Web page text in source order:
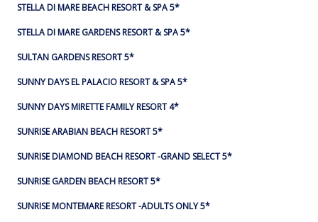
STELLA DI MARE BEACH RESORT & SPA 5*
STELLA DI MARE GARDENS RESORT & SPA 5*
SULTAN GARDENS RESORT 5*
SUNNY DAYS EL PALACIO RESORT & SPA 5*
SUNNY DAYS MIRETTE FAMILY RESORT 4*
SUNRISE ARABIAN BEACH RESORT 5*
SUNRISE DIAMOND BEACH RESORT -GRAND SELECT 5*
SUNRISE GARDEN BEACH RESORT 5*
SUNRISE MONTEMARE RESORT -ADULTS ONLY 5*